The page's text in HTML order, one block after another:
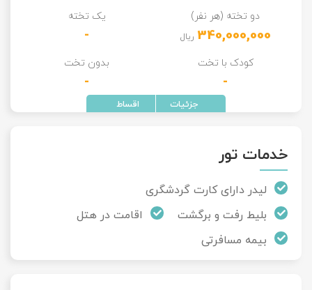
دو تخته (هر نفر)
340,000,000 ریال
یک تخته
-
کودک با تخت
-
بدون تخت
-
خدمات تور
لیدر دارای کارت گردشگری
بلیط رفت و برگشت
اقامت در هتل
بیمه مسافرتی